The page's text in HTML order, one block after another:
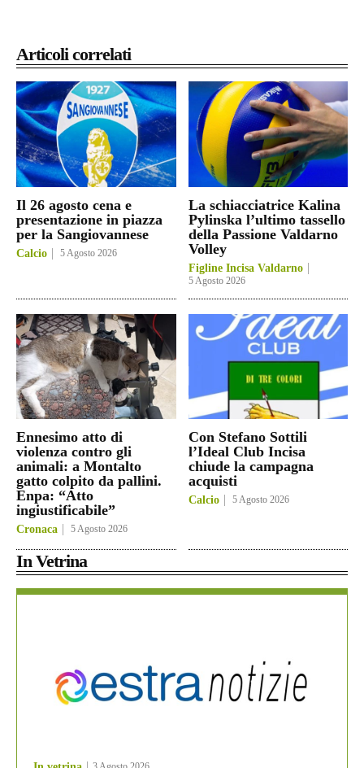
Articoli correlati
Il 26 agosto cena e
presentazione in piazza
per la Sangiovannese
Calcio 5 Agosto 2026
La schiacciatrice Kalina
Pylinska l’ultimo tassello
della Passione Valdarno
Volley
Figline Incisa Valdarno
5 Agosto 2026
Ennesimo atto di
violenza contro gli
animali: a Montalto
gatto colpito da pallini.
Enpa: “Atto
ingiustificabile”
Cronaca 5 Agosto 2026
Con Stefano Sottili
l’Ideal Club Incisa
chiude la campagna
acquisti
Calcio 5 Agosto 2026
In Vetrina